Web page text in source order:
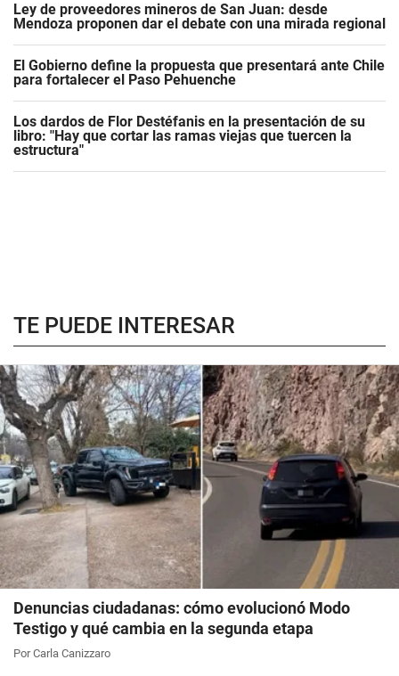
Ley de proveedores mineros de San Juan: desde
Mendoza proponen dar el debate con una mirada regional
El Gobierno define la propuesta que presentará ante Chile
para fortalecer el Paso Pehuenche
Los dardos de Flor Destéfanis en la presentación de su
libro: "Hay que cortar las ramas viejas que tuercen la
estructura"
TE PUEDE INTERESAR
Denuncias ciudadanas: cómo evolucionó Modo
Testigo y qué cambia en la segunda etapa
Por Carla Canizzaro